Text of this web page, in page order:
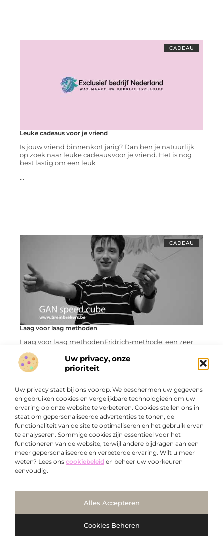
Uw privacy, onze
prioriteit
Uw privacy staat bij ons voorop. We beschermen uw gegevens
en gebruiken cookies en vergelijkbare technologieën om uw
ervaring op onze website te verbeteren. Cookies stellen ons in
staat om gepersonaliseerde advertenties te tonen, de
functionaliteit van de site te optimaliseren en het gebruik ervan
te analyseren. Sommige cookies zijn essentieel voor het
functioneren van de website, terwijl andere bijdragen aan een
meer gepersonaliseerde en verbeterde ervaring. Wilt u meer
weten? Lees ons cookiebeleid en beheer uw voorkeuren
eenvoudig.
Alles Accepteren
Cookies Beheren
CADEAU
Leuke cadeaus voor je vriend
Is jouw vriend binnenkort jarig? Dan ben je natuurlijk
op zoek naar leuke cadeaus voor je vriend. Het is nog
best lastig om een leuk
...
CADEAU
Laag voor laag methoden
Laag voor laag methodenFridrich-methode: een zeer
oplossen van een kruis op één zijde en ga
...
CADEAU
Organiseer een graffiti kinderfeestje voor jong en oud
Het is niet altijd eenvoudig om een nieuw thema te